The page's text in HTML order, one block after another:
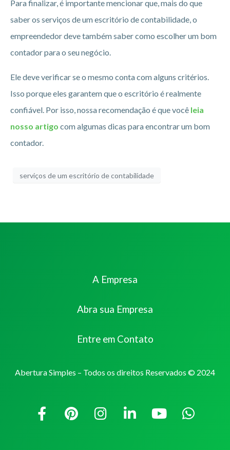
Para finalizar, é importante mencionar que, mais do que
saber os serviços de um escritório de contabilidade, o
empreendedor deve também saber como escolher um bom
contador para o seu negócio.
Ele deve verificar se o mesmo conta com alguns critérios.
Isso porque eles garantem que o escritório é realmente
confiável. Por isso, nossa recomendação é que você leia
nosso artigo com algumas dicas para encontrar um bom
contador.
serviços de um escritório de contabilidade
A Empresa
Abra sua Empresa
Entre em Contato
Abertura Simples – Todos os direitos Reservados © 2024